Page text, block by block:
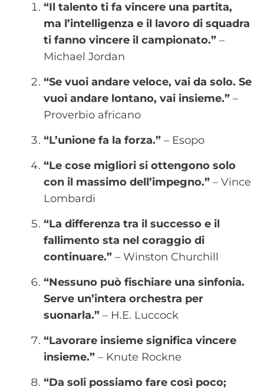
“Il talento ti fa vincere una partita,
ma l’intelligenza e il lavoro di squadra
ti fanno vincere il campionato.” –
Michael Jordan
“Se vuoi andare veloce, vai da solo. Se
vuoi andare lontano, vai insieme.” –
Proverbio africano
“L’unione fa la forza.” – Esopo
“Le cose migliori si ottengono solo
con il massimo dell’impegno.” – Vince
Lombardi
“La differenza tra il successo e il
fallimento sta nel coraggio di
continuare.” – Winston Churchill
“Nessuno può fischiare una sinfonia.
Serve un’intera orchestra per
suonarla.” – H.E. Luccock
“Lavorare insieme significa vincere
insieme.” – Knute Rockne
“Da soli possiamo fare così poco;